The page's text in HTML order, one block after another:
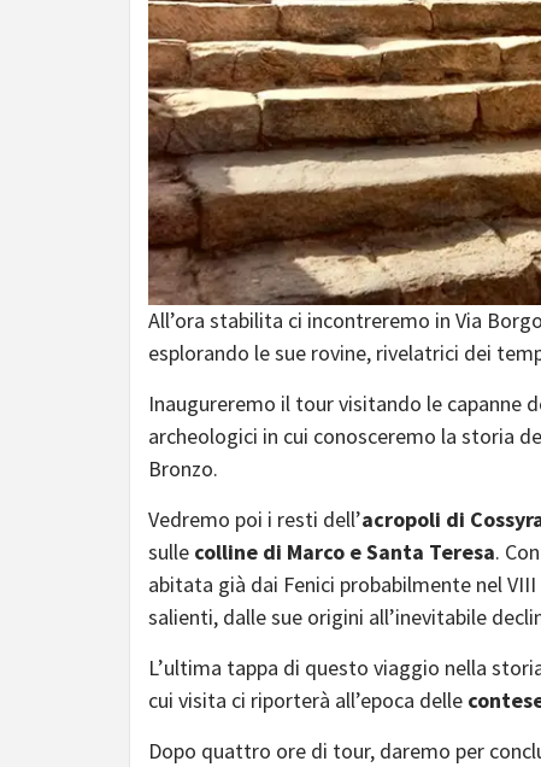
All’ora stabilita ci incontreremo in Via
esplorando le sue rovine, rivelatrici dei
Inaugureremo il tour visitando le capanne
archeologici in cui conosceremo la storia
Bronzo.
Vedremo poi i resti dell’acropoli di
sulle colline di Marco e Santa Teresa.
abitata già dai Fenici probabilmente nel
salienti, dalle sue origini all’inevitabile
L’ultima tappa di questo viaggio nella
cui visita ci riporterà all’epoca delle
Dopo quattro ore di tour, daremo per